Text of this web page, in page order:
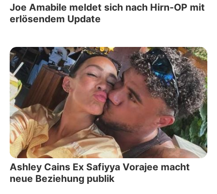
Joe Amabile meldet sich nach Hirn-OP mit
erlösendem Update
Ashley Cains Ex Safiyya Vorajee macht
neue Beziehung publik